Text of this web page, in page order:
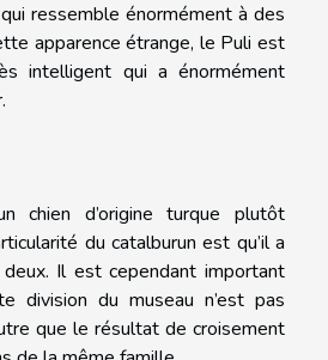
ressemble énormément à des
apparence étrange, le Puli est
intelligent qui a énormément
chien d’origine turque plutôt
du catalburun est qu’il a
Il est cependant important
division du museau n’est pas
que le résultat de croisement